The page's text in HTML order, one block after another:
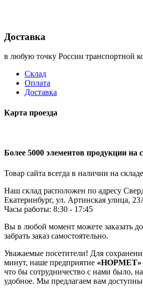
Доставка
в любую точку России транспортной
Склад
Оплата
Доставка
Карта проезда
Более 5000 элементов продукции на
Товар сайта всегда в наличии на складе
Наш склад расположен по адресу
Екатеринбург, ул. Артинская улица,
Часы работы: 8:30 - 17:45
Вы в любой момент можете заказать
забрать заказ самостоятельно.
Уважаемые посетители! Для
минут, наше предприятие «НОРМЕТ»
что бы сотрудничество с нами было,
удобное. Мы предлагаем вам